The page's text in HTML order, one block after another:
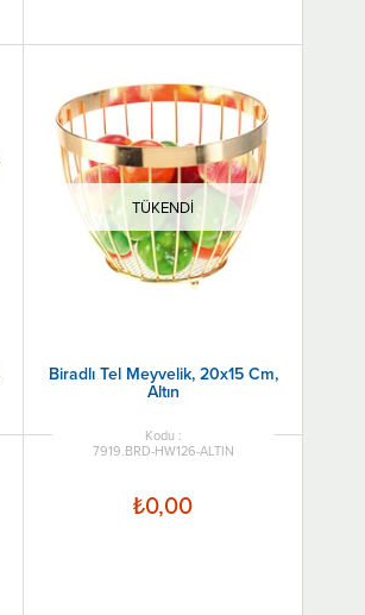
TÜKENDI
Biradlı Tel Meyvelik, 20x15 Cm,
Altın
7919.BRD-HW126-ALTIN
₺0,00